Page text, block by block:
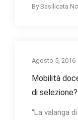
By Basilicata
Agosto 5, 2016
Mobilità
di
“La valanga